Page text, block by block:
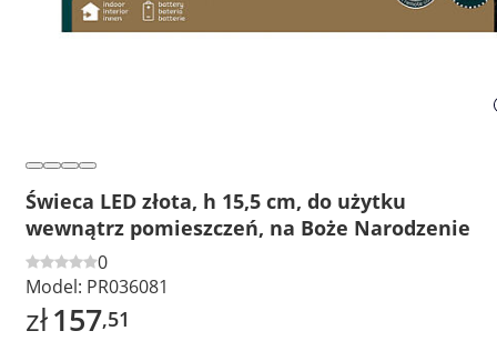
Świeca LED złota, h 15,5 cm, do użytku
wewnątrz pomieszczeń, na Boże Narodzenie
0
Model: PR036081
zł157,51